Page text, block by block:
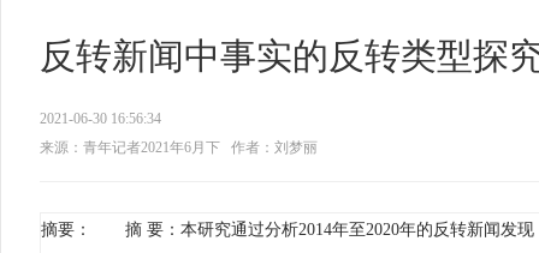
反转新闻中事实的反转类型探
2021-06-30 16:56:34
来源：青年记者2021年6月下
作者：刘梦丽
摘要： 摘 要：本研究通过分析2014年至2020年的反转新闻发现